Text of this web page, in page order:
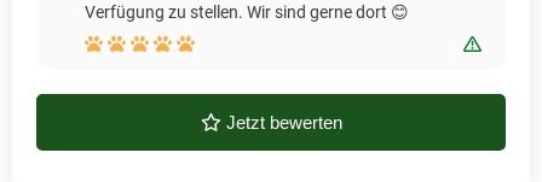
Verfügung zu stellen. Wir sind gerne dort 😊
Jetzt bewerten